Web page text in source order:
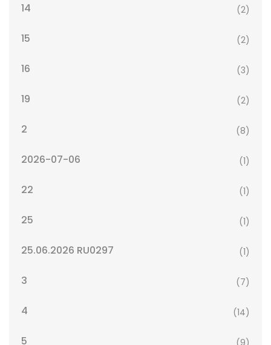
14 (2)
15 (2)
16 (3)
19 (2)
2 (8)
2026-07-06 (1)
22 (1)
25 (1)
25.06.2026 RU0297 (1)
3 (7)
4 (14)
5 (9)